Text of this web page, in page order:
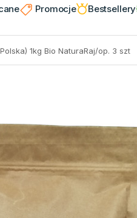
Promocje Bestsellery
1kg Bio NaturaRaj/op. 3 szt